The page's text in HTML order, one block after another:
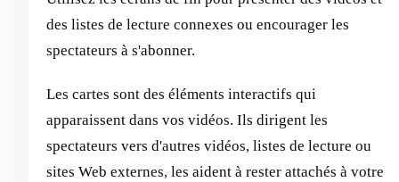
des listes de lecture connexes ou encourager les
spectateurs à s'abonner.
Les cartes sont des éléments interactifs qui
apparaissent dans vos vidéos. Ils dirigent les
spectateurs vers d'autres vidéos, listes de lecture ou
sites Web externes, les aident à rester attachés à votre